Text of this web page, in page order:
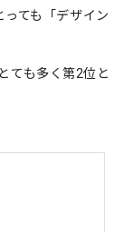
ても「デザイン
ても多く第2位と